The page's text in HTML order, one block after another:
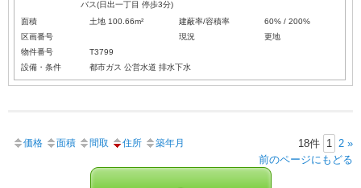
バス(日出一丁目 停歩3分)
面積
土地 100.66m² 建蔽率/容積率
60% / 200%
区画番号
現況
更地
物件番号
T3799
設備・条件
都市ガス 公営水道 排水下水
価格 面積 間取 住所 築年月 18件 1 2 »
前のページにもどる